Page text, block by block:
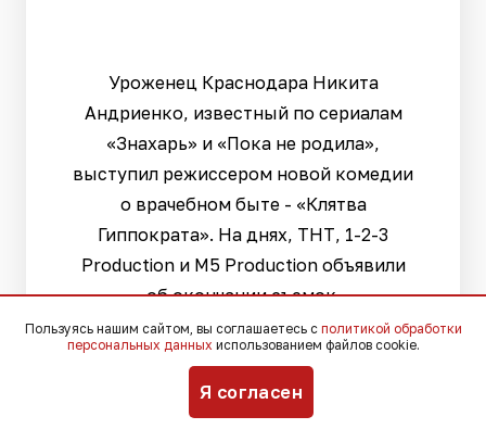
Уроженец Краснодара Никита
Андриенко, известный по сериалам
«Знахарь» и «Пока не родила»,
выступил режиссером новой комедии
о врачебном быте - «Клятва
Гиппократа». На днях, ТНТ, 1-2-3
Production и M5 Production объявили
об окончании съемок.
Пользуясь нашим сайтом, вы соглашаетесь с политикой обработки
персональных данных использованием файлов cookie.
Я согласен